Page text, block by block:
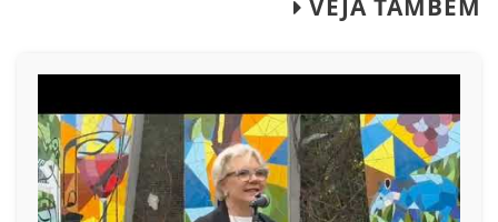
VEJA TAMBÉM